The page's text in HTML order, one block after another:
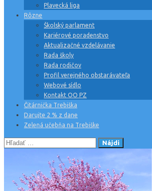
Plavecká liga
Rôzne
Školský parlament
Kariérové poradenstvo
Aktualizačné vzdelávanie
Rada školy
Rada rodičov
Profil verejného obstarávateľa
Webové sídlo
Kontakt OO PZ
Čitárnička Trebiška
Darujte 2 % z dane
Zelená učebňa na Trebiške
Hľadať: